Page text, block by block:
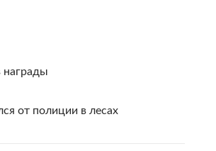
награды
от полиции в лесах